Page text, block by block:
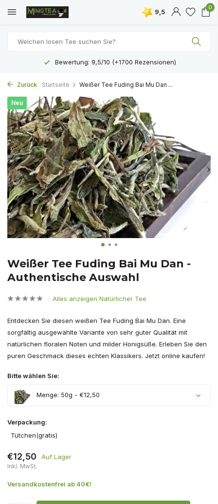
9,5
0
Bewertung: 9,5/10 (+1700 Rezensionen)
Zurück Startseite Weißer Tee Fuding Bai Mu Dan ...
Weißer Tee Fuding Bai Mu Dan -
Authentische Auswahl
Neu
Alles anzeigen Natürlicher Tee
Entdecken Sie diesen weißen Tee Fuding Bai Mu Dan. Eine
sorgfältig ausgewählte Variante von sehr guter Qualität mit
natürlichen floralen Noten und milder Honigsüße. Erleben Sie den
puren Geschmack dieses echten Klassikers. Jetzt online kaufen!
Bitte wählen Sie:
Menge: 50g - €12,50
Verpackung:
Tütchen(gratis)
€12,50 Auf Lager
Inkl. MwSt.
Versandkostenfrei ab 40€!